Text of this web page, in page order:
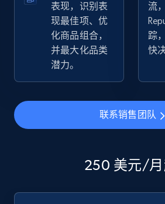
URL, Product id, Title, Seller
Seller reviews, Breadcrumbs,
more.
2.5K+
eBay - Collect records by
Seller reviews, Breadcrumbs,
表现，识别表
现最佳项、优
化商品组合，
并最大化品类
潜力。
流
踪
快
联系销售团队
250 美元/